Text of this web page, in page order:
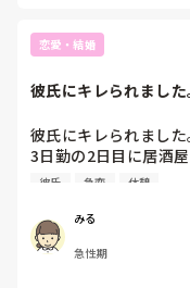
恋愛・結婚
彼氏にキレられまし
彼氏にキレられました
3日勤の2日目に居酒
頃に帰ってこれたの
局10時頃になって居
急変やらで疲れてるし
にお酒をすすめられ
彼氏 急変 休憩
みる
急性期